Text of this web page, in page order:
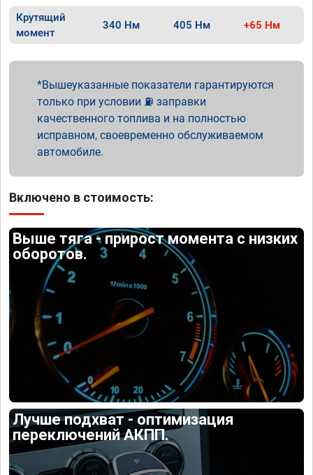
Крутящий
момент
340 Нм 405 Нм +65 Нм
Вышеуказанные показатели гарантируются
только при условии ⛽ заправки
качественного топлива и на полностью
исправном, своевременно обслуживаемом
автомобиле.
Включено в стоимость:
Выше тяга - прирост момента с низких
оборотов.
Лучше подхват - оптимизация
переключений АКПП.